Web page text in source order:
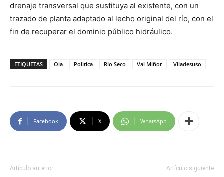
drenaje transversal que sustituya al existente, con un
trazado de planta adaptado al lecho original del río, con el
fin de recuperar el dominio público hidráulico.
ETIQUETAS Oia Politica Río Seco Val Miñor Viladesuso
Facebook X WhatsApp
Artículo anterior Artículo siguiente